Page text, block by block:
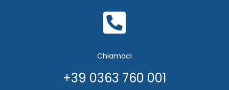
Chiamaci
+39 0363 760 001